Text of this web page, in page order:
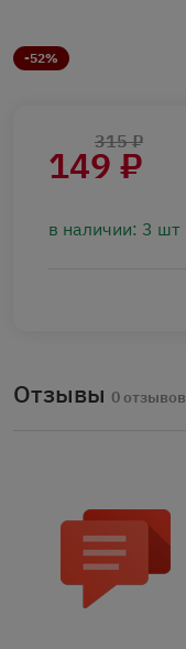
-52%
149 ₽
315 ₽
в наличии: 3 шт
Отзывы 0 отзывов